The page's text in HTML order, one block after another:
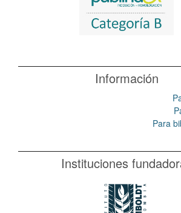
Información
Para
Instituciones